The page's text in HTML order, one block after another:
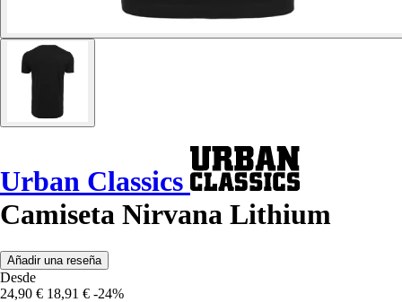
Urban Classics
Camiseta Nirvana Lithium
Añadir una reseña
Desde
24,90 € 18,91 € -24%